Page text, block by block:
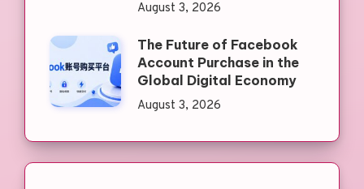
August 3, 2026
The Future of Facebook
Account Purchase in the
Global Digital Economy
August 3, 2026